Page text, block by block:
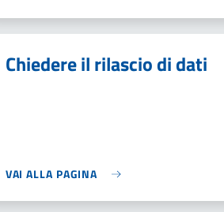
Chiedere il rilascio di dati
VAI ALLA PAGINA